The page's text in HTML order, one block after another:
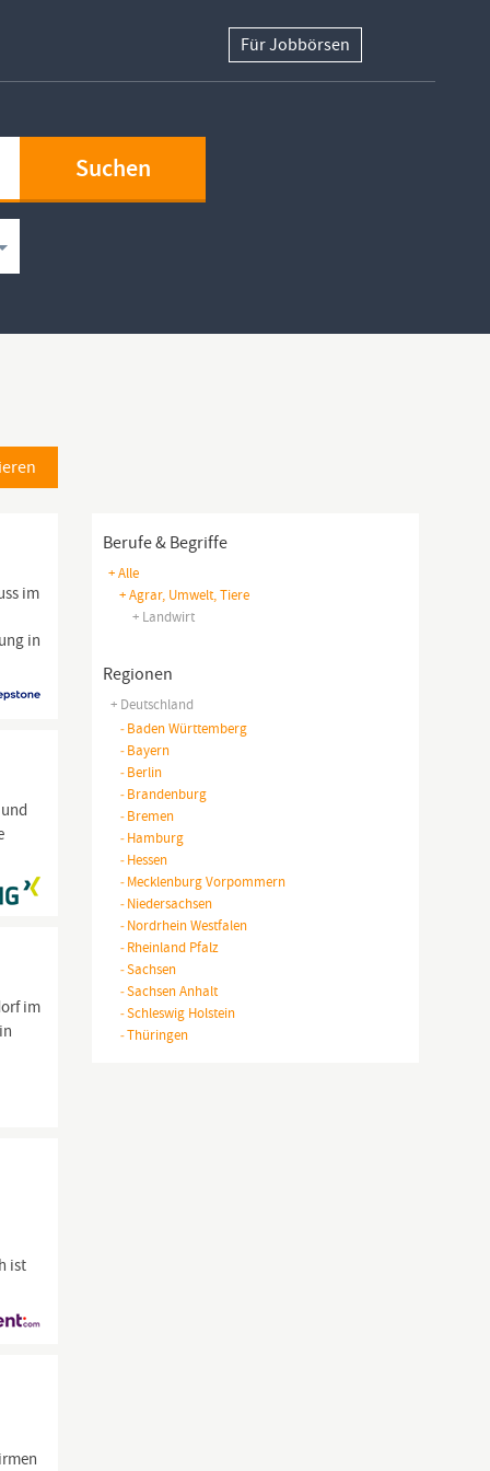
Für Jobbörsen
Berufe & Begriffe
+ Alle
+ Agrar, Umwelt, Tiere
+ Landwirt
Regionen
+ Deutschland
-Baden Württemberg
-Bayern
-Berlin
-Brandenburg
-Bremen
-Hamburg
-Hessen
-Mecklenburg Vorpommern
-Niedersachsen
-Nordrhein Westfalen
-Rheinland Pfalz
-Sachsen
-Sachsen Anhalt
-Schleswig Holstein
-Thüringen
im
in
im
ist